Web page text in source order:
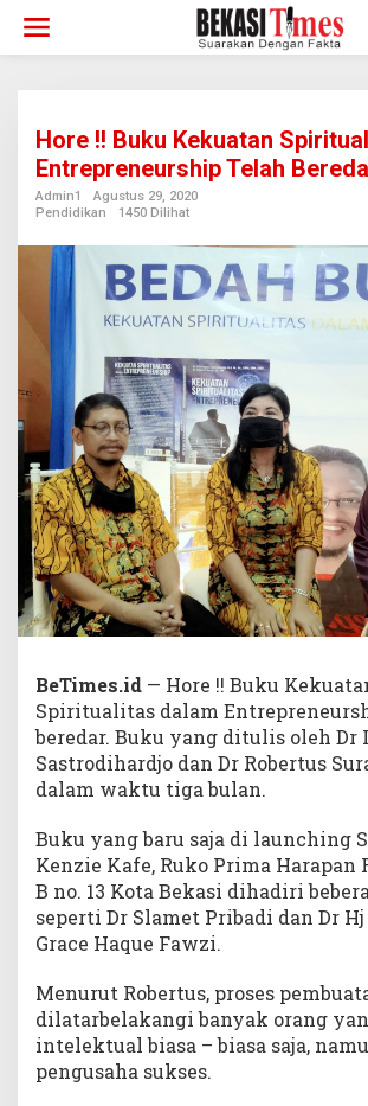
konten
Hore !! Buku Kekuatan
Entrepreneurship Telah
Admin1
Agustus 29, 2020
Pendidikan
1450 Dilihat
BeTimes.id — Hore !! Buku
Spiritualitas dalam
beredar. Buku yang ditulis oleh
Sastrodihardjo dan Dr Robertus
dalam waktu tiga bulan.
Buku yang baru saja di launching
Kenzie Kafe, Ruko Prima Harapan
B no. 13 Kota Bekasi dihadiri
seperti Dr Slamet Pribadi dan Dr
Grace Haque Fawzi.
Menurut Robertus, proses
dilatarbelakangi banyak orang
intelektual biasa – biasa saja,
pengusaha sukses.